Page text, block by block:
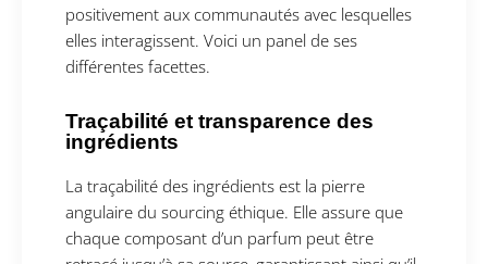
positivement aux communautés avec lesquelles
elles interagissent. Voici un panel de ses
différentes facettes.
Traçabilité et transparence des
ingrédients
La traçabilité des ingrédients est la pierre
angulaire du sourcing éthique. Elle assure que
chaque composant d’un parfum peut être